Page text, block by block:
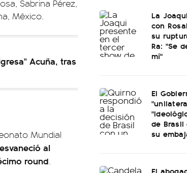
Sabrina Pérez,
México.
Acuña, tras
Mundial
al
round.
La
con
su
Ra: "Se
mí"
El
de
su
El